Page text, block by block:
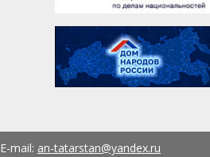
E-mail: an-tatarstan@yandex.ru